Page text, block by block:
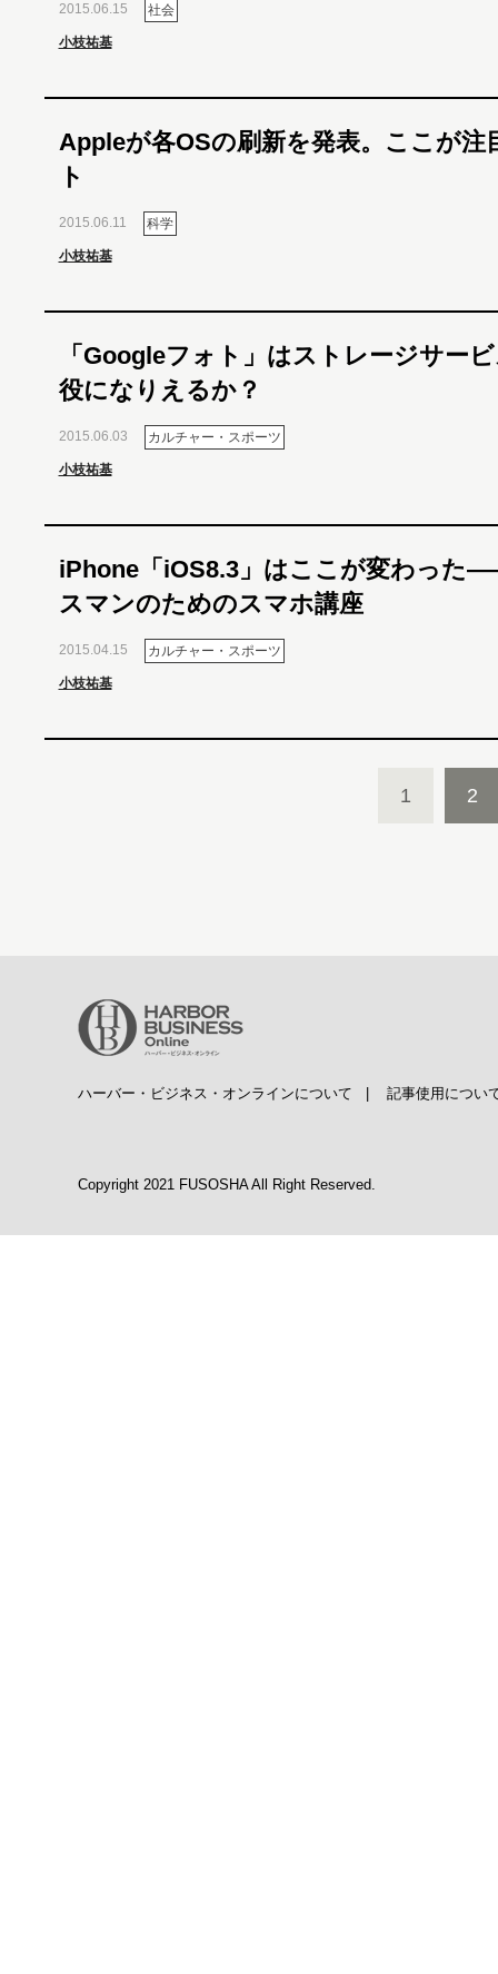
2015.06.15 社会
小枝祐基
Appleが各OSの刷新を発表。ここが注
ト
2015.06.11 科学
小枝祐基
「Googleフォト」はストレージサー
役になりえるか？
2015.06.03 カルチャー・スポーツ
小枝祐基
iPhone「iOS8.3」はここが変わった
スマンのためのスマホ講座
2015.04.15 カルチャー・スポーツ
小枝祐基
1 2
ハーバー・ビジネス・オンラインについて 記事使用につい
Copyright 2021 FUSOSHA All Right Reserved.